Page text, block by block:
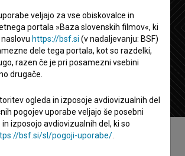
ta film
veljajo za vse obiskovalce in
portala »Baza slovenskih filmov«, ki
https://bsf.si (v nadaljevanju: BSF)
dele tega portala, kot so razdelki,
razen če je pri posamezni vsebini
drugače.
ogleda in izposoje avdiovizualnih del
pogojev uporabe veljajo še posebni
izposojo avdiovizualnih del, ki so
bsf.si/sl/pogoji-uporabe/